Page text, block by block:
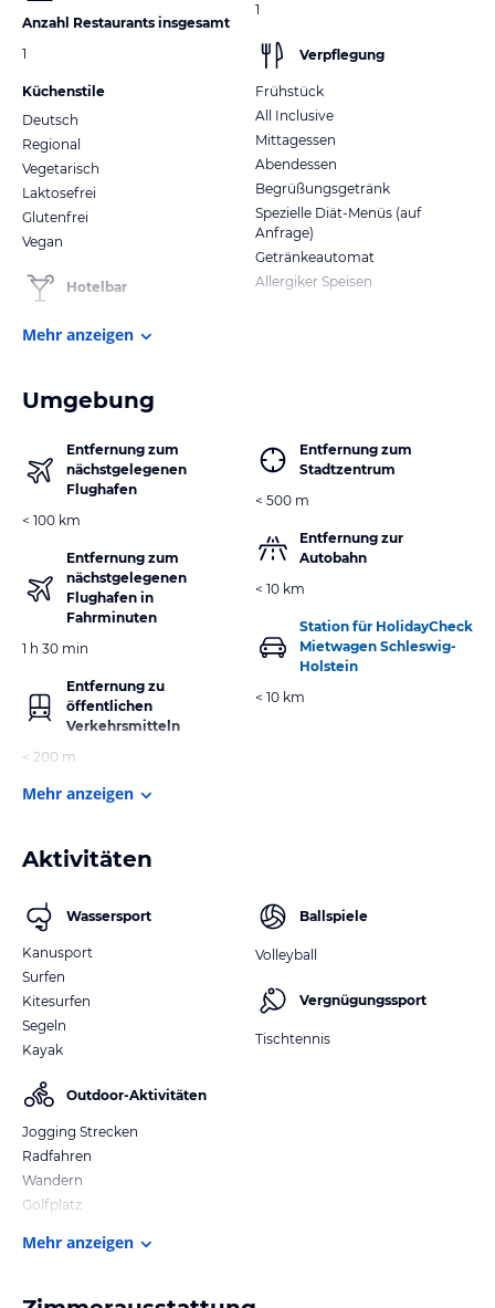
Anzahl Restaurants insgesamt
1
Küchenstile
Deutsch
Regional
Vegetarisch
Laktosefrei
Glutenfrei
Vegan
Hotelbar
1
Verpflegung
Frühstück
All Inclusive
Mittagessen
Abendessen
Begrüßungsgetränk
Spezielle Diät-Menüs (auf
Anfrage)
Getränkeautomat
Allergiker Speisen
Mehr anzeigen
Umgebung
Entfernung zum
nächstgelegenen
Flughafen
< 100 km
Entfernung zum
nächstgelegenen
Flughafen in
Fahrminuten
1 h 30 min
Entfernung zu
öffentlichen
Verkehrsmitteln
< 200 m
Entfernung zum
Stadtzentrum
< 500 m
Entfernung zur
Autobahn
< 10 km
Station für HolidayCheck
Mietwagen Schleswig-
Holstein
< 10 km
Mehr anzeigen
Aktivitäten
Wassersport
Kanusport
Surfen
Kitesurfen
Segeln
Kayak
Outdoor-Aktivitäten
Jogging Strecken
Radfahren
Wandern
Golfplatz
Ballspiele
Volleyball
Vergnügungssport
Tischtennis
Mehr anzeigen